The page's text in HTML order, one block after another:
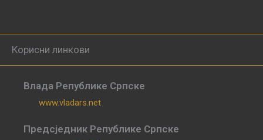
Корисни линкови
Влада Републике Српске
www.vladars.net
Предсједник Републике Српске